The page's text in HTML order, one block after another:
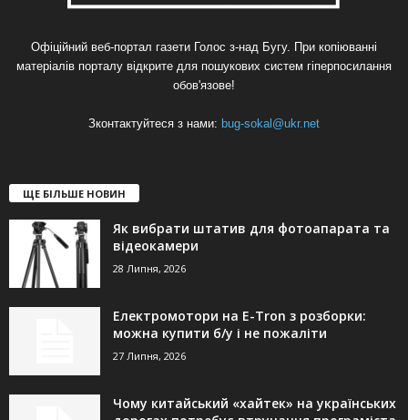
Офіційний веб-портал газети Голос з-над Бугу. При копіюванні
матеріалів порталу відкрите для пошукових систем гіперпосилання
обов'язове!
Зконтактуйтеся з нами: bug-sokal@ukr.net
ЩЕ БІЛЬШЕ НОВИН
Як вибрати штатив для фотоапарата та
відеокамери
28 Липня, 2026
Електромотори на E-Tron з розборки:
можна купити б/у і не пожаліти
27 Липня, 2026
Чому китайський «хайтек» на українських